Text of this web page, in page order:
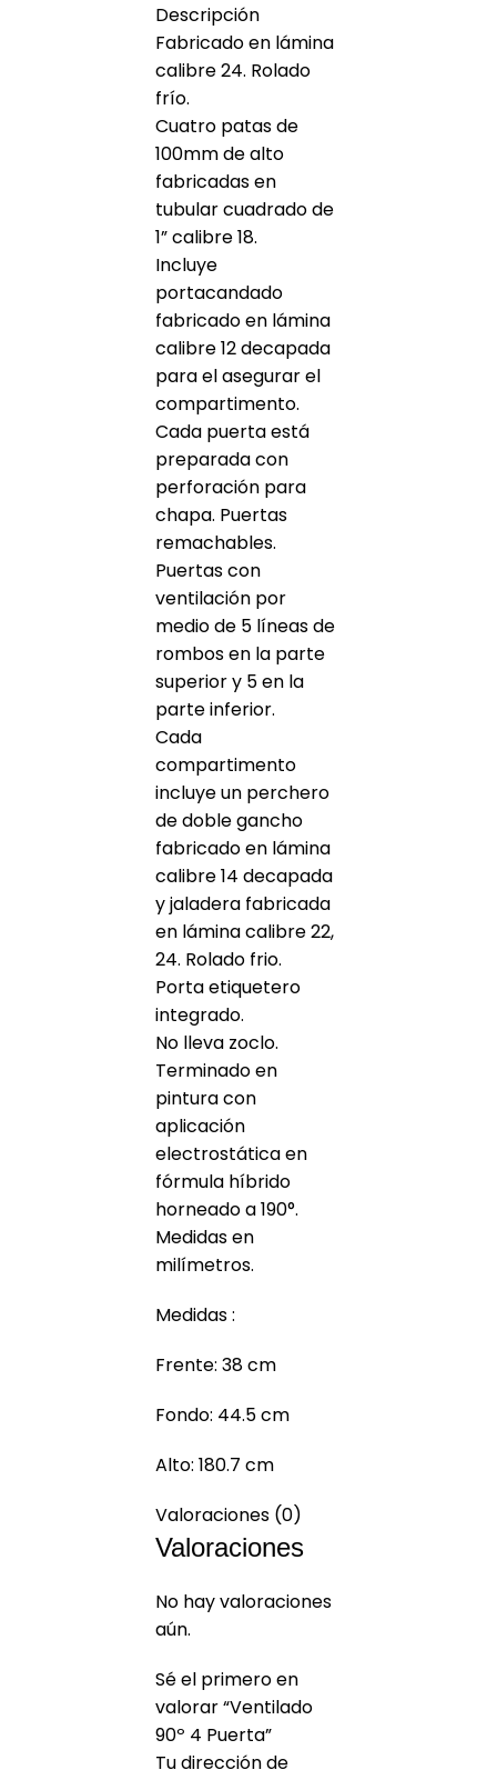
Descripción
Fabricado en lámina
calibre 24. Rolado
frío.
Cuatro patas de
100mm de alto
fabricadas en
tubular cuadrado de
1” calibre 18.
Incluye
portacandado
fabricado en lámina
calibre 12 decapada
para el asegurar el
compartimento.
Cada puerta está
preparada con
perforación para
chapa. Puertas
remachables.
Puertas con
ventilación por
medio de 5 líneas de
rombos en la parte
superior y 5 en la
parte inferior.
Cada
compartimento
incluye un perchero
de doble gancho
fabricado en lámina
calibre 14 decapada
y jaladera fabricada
en lámina calibre 22,
24. Rolado frio.
Porta etiquetero
integrado.
No lleva zoclo.
Terminado en
pintura con
aplicación
electrostática en
fórmula híbrido
horneado a 190°.
Medidas en
milímetros.
Medidas :
Frente: 38 cm
Fondo: 44.5 cm
Alto: 180.7 cm
Valoraciones (0)
Valoraciones
No hay valoraciones
aún.
Sé el primero en
valorar “Ventilado
90º 4 Puerta”
Tu dirección de